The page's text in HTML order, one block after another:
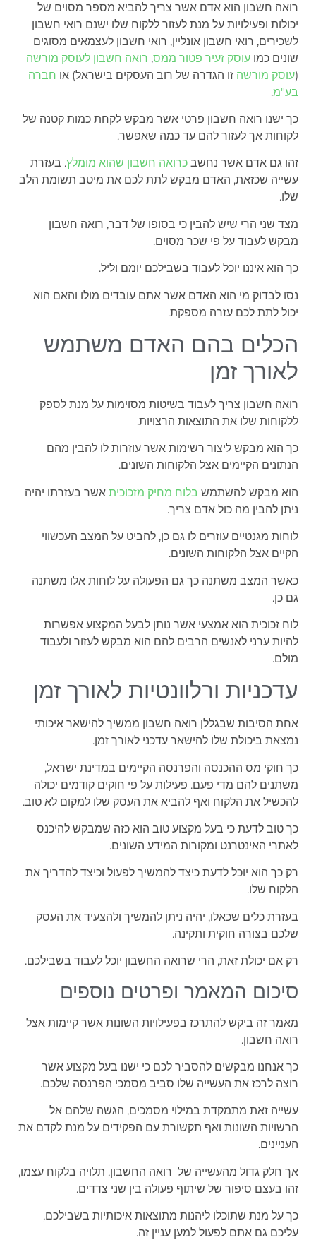
רואה חשבון הוא אדם אשר צריך להביא מספר מסוים של
יכולות ופעילויות על מנת לעזור ללקוח שלו ישנם רואי חשבון
לשכירים, רואי חשבון אונליין, רואי חשבון לעצמאים מסוגים
שונים כמו עוסק זעיר פטור ממס, רואה חשבון לעוסק מורשה
(עוסק מורשה זו הגדרה של רוב העסקים בישראל) או חברה
בע"מ.
כך ישנו רואה חשבון פרטי אשר מבקש לקחת כמות קטנה של
לקוחות אך לעזור להם עד כמה שאפשר.
זהו גם אדם אשר נחשב כרואה חשבון שהוא מומלץ. בעזרת
עשייה שכזאת, האדם מבקש לתת לכם את מיטב תשומת הלב
שלו.
מצד שני הרי שיש להבין כי בסופו של דבר, רואה חשבון
מבקש לעבוד על פי שכר מסוים.
כך הוא איננו יוכל לעבוד בשבילכם יומם וליל.
נסו לבדוק מי הוא האדם אשר אתם עובדים מולו והאם הוא
יכול לתת לכם עזרה מספקת.
הכלים בהם האדם משתמש
לאורך זמן
רואה חשבון צריך לעבוד בשיטות מסוימות על מנת לספק
ללקוחות שלו את התוצאות הרצויות.
כך הוא מבקש ליצור רשימות אשר עוזרות לו להבין מהם
הנתונים הקיימים אצל הלקוחות השונים.
הוא מבקש להשתמש בלוח מחיק מזכוכית אשר בעזרתו יהיה
ניתן להבין מה כול אדם צריך.
לוחות מגנטיים עוזרים לו גם כן, להביט על המצב העכשווי
הקיים אצל הלקוחות השונים.
כאשר המצב משתנה כך גם הפעולה על לוחות אלו משתנה
גם כן.
לוח זכוכית הוא אמצעי אשר נותן לבעל המקצוע אפשרות
להיות ערני לאנשים הרבים להם הוא מבקש לעזור ולעבוד
מולם.
עדכניות ורלוונטיות לאורך זמן
אחת הסיבות שבגללן רואה חשבון ממשיך להישאר איכותי
נמצאת ביכולת שלו להישאר עדכני לאורך זמן.
כך חוקי מס ההכנסה והפרנסה הקיימים במדינת ישראל,
משתנים להם מדי פעם. פעילות על פי חוקים קודמים יכולה
להכשיל את הלקוח ואף להביא את העסק שלו למקום לא טוב.
כך טוב לדעת כי בעל מקצוע טוב הוא כזה שמבקש להיכנס
לאתרי האינטרנט ומקורות המידע השונים.
רק כך הוא יוכל לדעת כיצד להמשיך לפעול וכיצד להדריך את
הלקוח שלו.
בעזרת כלים שכאלו, יהיה ניתן להמשיך ולהצעיד את העסק
שלכם בצורה חוקית ותקינה.
רק אם יכולת זאת, הרי שרואה החשבון יוכל לעבוד בשבילכם.
סיכום המאמר ופרטים נוספים
מאמר זה ביקש להתרכז בפעילויות השונות אשר קיימות אצל
רואה חשבון.
כך אנחנו מבקשים להסביר לכם כי ישנו בעל מקצוע אשר
רוצה לרכז את העשייה שלו סביב מסמכי הפרנסה שלכם.
עשייה זאת מתמקדת במילוי מסמכים, הגשה שלהם אל
הרשויות השונות ואף תקשורת עם הפקידים על מנת לקדם את
העניינים.
אך חלק גדול מהעשייה של רואה החשבון, תלויה בלקוח עצמו,
זהו בעצם סיפור של שיתוף פעולה בין שני צדדים.
כך על מנת שתוכלו ליהנות מתוצאות איכותיות בשבילכם,
עליכם גם אתם לפעול למען עניין זה.